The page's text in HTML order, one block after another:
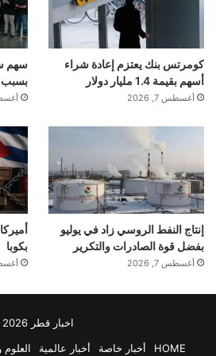
اشتباكات تركزت في أحياء
ومساكن الشقيف، وانتهت
مجموعات قسد في حي الشيخ
ذلك التوصل إلى تسوية
المجموعات باتجاه شرق
المصدر: RT + إعلام سوري
إقرأ المزيد
كومرتس بنك يعتزم إعادة شراء
أسهم بقيمة 1.4 مليار دولار
أغسطس 7, 2026
بسبب
أغسطس
إنتاج النفط الروسي زاد في يوليو
بفضل قوة الصادرات والتكرير
أغسطس 7, 2026
بكوبا
أغسطس
اخبار قطر 2026
HOME
أخبار خاصة أخبار عالمية العلوم